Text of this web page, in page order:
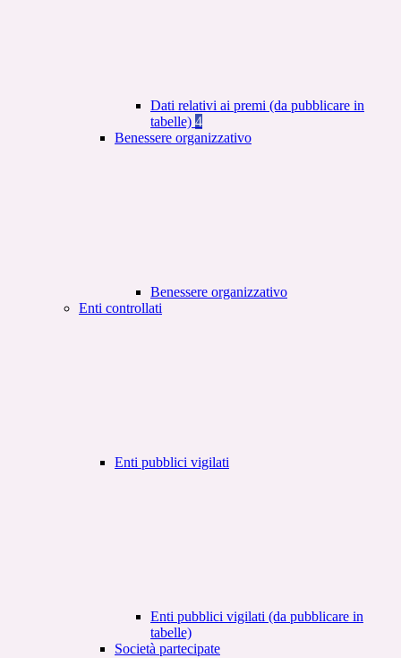
Dati relativi ai premi (da pubblicare in
tabelle) 4
Benessere organizzativo
Benessere organizzativo
Enti controllati
Enti pubblici vigilati
Enti pubblici vigilati (da pubblicare in
tabelle)
Società partecipate